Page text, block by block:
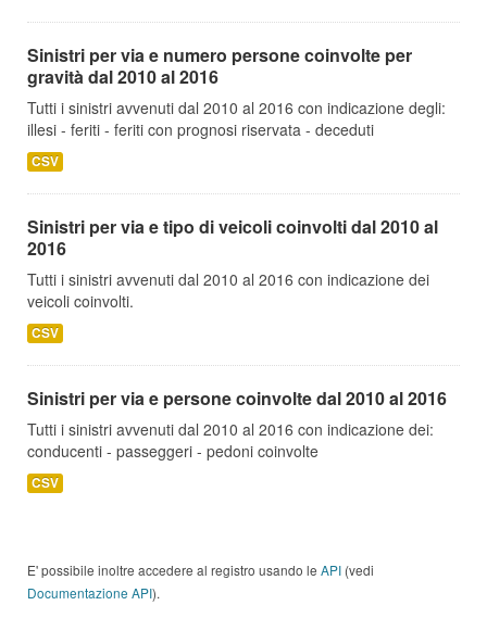
Sinistri per via e numero persone coinvolte per
gravità dal 2010 al 2016
Tutti i sinistri avvenuti dal 2010 al 2016 con indicazione degli:
illesi - feriti - feriti con prognosi riservata - deceduti
CSV
Sinistri per via e tipo di veicoli coinvolti dal 2010 al
2016
Tutti i sinistri avvenuti dal 2010 al 2016 con indicazione dei
veicoli coinvolti.
CSV
Sinistri per via e persone coinvolte dal 2010 al 2016
Tutti i sinistri avvenuti dal 2010 al 2016 con indicazione dei:
conducenti - passeggeri - pedoni coinvolte
CSV
E' possibile inoltre accedere al registro usando le API (vedi
Documentazione API).